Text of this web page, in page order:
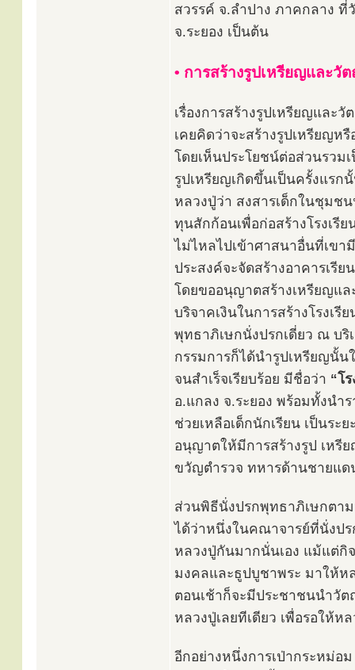
สวรรค์ จ.ลำปาง ภาคกลาง
จ.ระยอง เป็นต้น
• การสร้างรูปเหรียญและวั
เรื่องการสร้างรูปเหรียญและ
เคยคิดว่าจะสร้างรูปเหรียญห
โดยเห็นประโยชน์ต่อส่วนรวม
รูปเหรียญเกิดขึ้นเป็นครั้งแรก
หลวงปู่ว่า สงสารเด็กในชุมช
ทุนสักก้อนเพื่อก่อสร้างโรงเรี
ไม่ไหลไปเข้าศาสนาอื่นที่เขา
ประสงค์จะจัดสร้างอาคารเรี
โดยขออนุญาตสร้างเหรียญแ
บริจาคเงินในการสร้างโรงเ
พุทธาภิเษกนั่งปรกเดี่ยว ณ บริ
กรรมการก็ได้นำรูปเหรียญนั้
จนสำเร็จเรียบร้อย มีชื่อว่า “โ
อ.แกลง จ.ระยอง พร้อมทั้งนำ
ช่วยเหลือเด็กนักเรียน เป็นร
อนุญาตให้มีการสร้างรูป เหรี
ขวัญตำรวจ ทหารด้านชายแด
ส่วนพิธีนั่งปรกพุทธาภิเษกตาม
ได้ว่าหนึ่งในคณาจารย์ที่นั่งป
หลวงปู่กันมากนั่นเอง แม้แต่กิ
มงคลและธูปบูชาพระ มาให้ห
ตอนเช้าก็จะมีประชาชนนำวั
หลวงปู่เลยทีเดียว เพื่อรอให้ห
อีกอย่างหนึ่งการเป่ากระหม่อ